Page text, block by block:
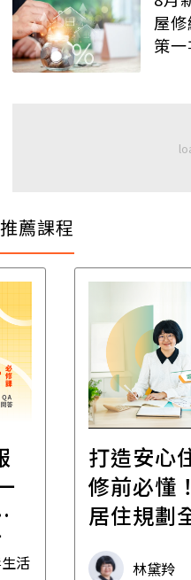
屋
策
推薦課程
活
打造安心
修前必懂
居住規劃
林黛羚